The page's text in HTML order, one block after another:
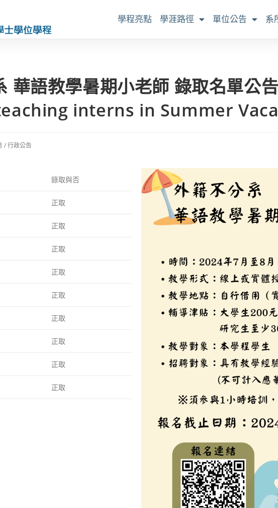
學程亮點 學涯路徑 單位公告 系
華語教學暑期小老師 錄取名單
interns in Summer
/行政公告
錄取與否
正取
正取
正取
正取
正取
正取
正取
正取
正取